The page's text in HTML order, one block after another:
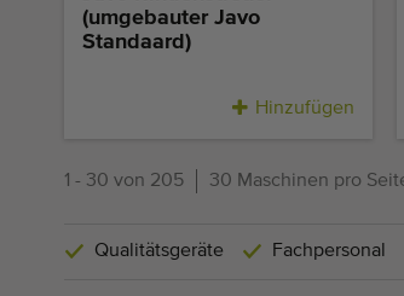
(umgebauter Javo
Standaard)
Hinzufügen
1 - 30 von 205 30 Maschinen pro
Qualitätsgeräte Fachpersonal